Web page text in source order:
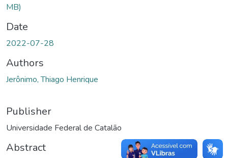
MB)
Date
2022-07-28
Authors
Jerônimo, Thiago Henrique
Publisher
Universidade Federal de Catalão
Abstract